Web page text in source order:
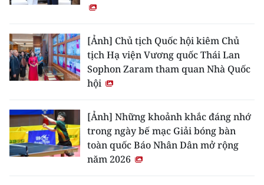
[Ảnh] Chủ tịch Quốc hội kiêm Chủ
tịch Hạ viện Vương quốc Thái Lan
Sophon Zaram tham quan Nhà Quốc
hội
[Ảnh] Những khoảnh khắc đáng nhớ
trong ngày bế mạc Giải bóng bàn
toàn quốc Báo Nhân Dân mở rộng
năm 2026